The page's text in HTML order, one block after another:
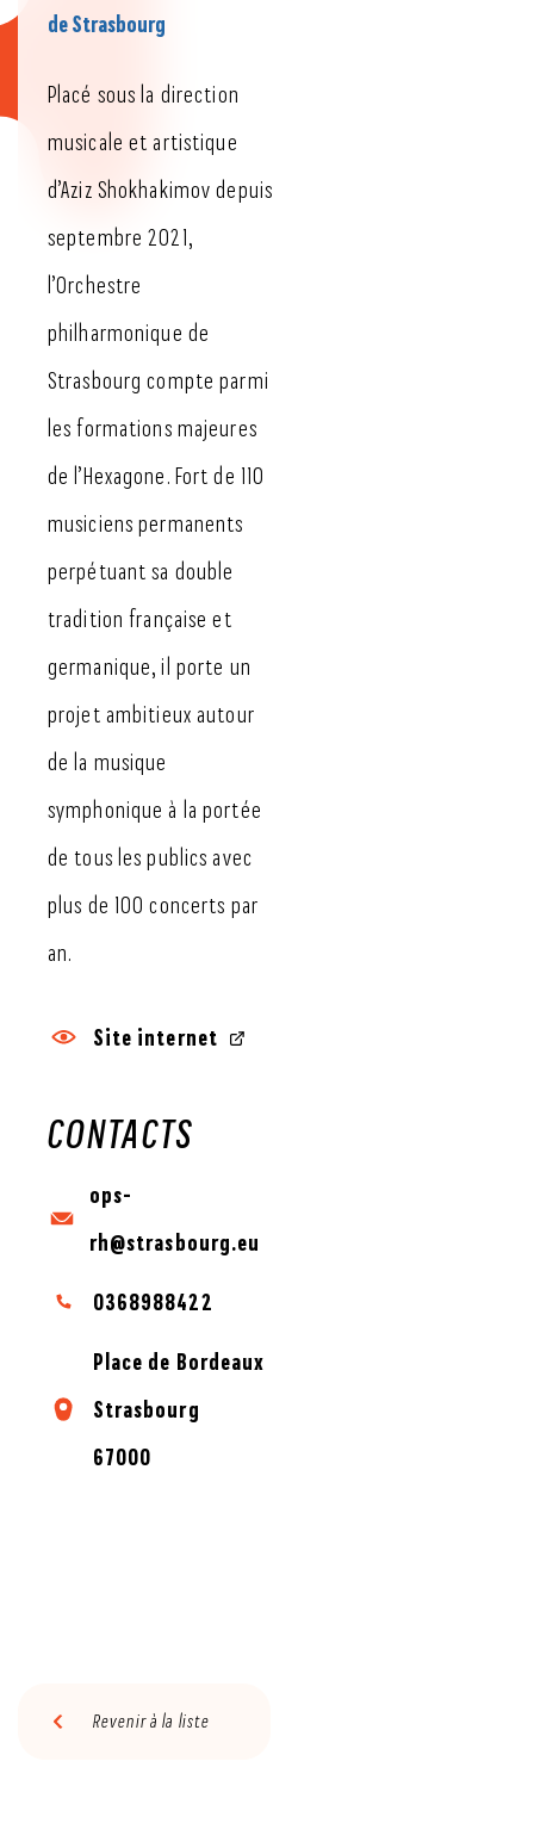
de Strasbourg
Placé sous la direction
musicale et artistique
d’Aziz Shokhakimov depuis
septembre 2021,
l’Orchestre
philharmonique de
Strasbourg compte parmi
les formations majeures
de l’Hexagone. Fort de 110
musiciens permanents
perpétuant sa double
tradition française et
germanique, il porte un
projet ambitieux autour
de la musique
symphonique à la portée
de tous les publics avec
plus de 100 concerts par
an.
Site internet
CONTACTS
ops-
rh@strasbourg.eu
0368988422
Place de Bordeaux
Strasbourg
67000
Revenir à la liste